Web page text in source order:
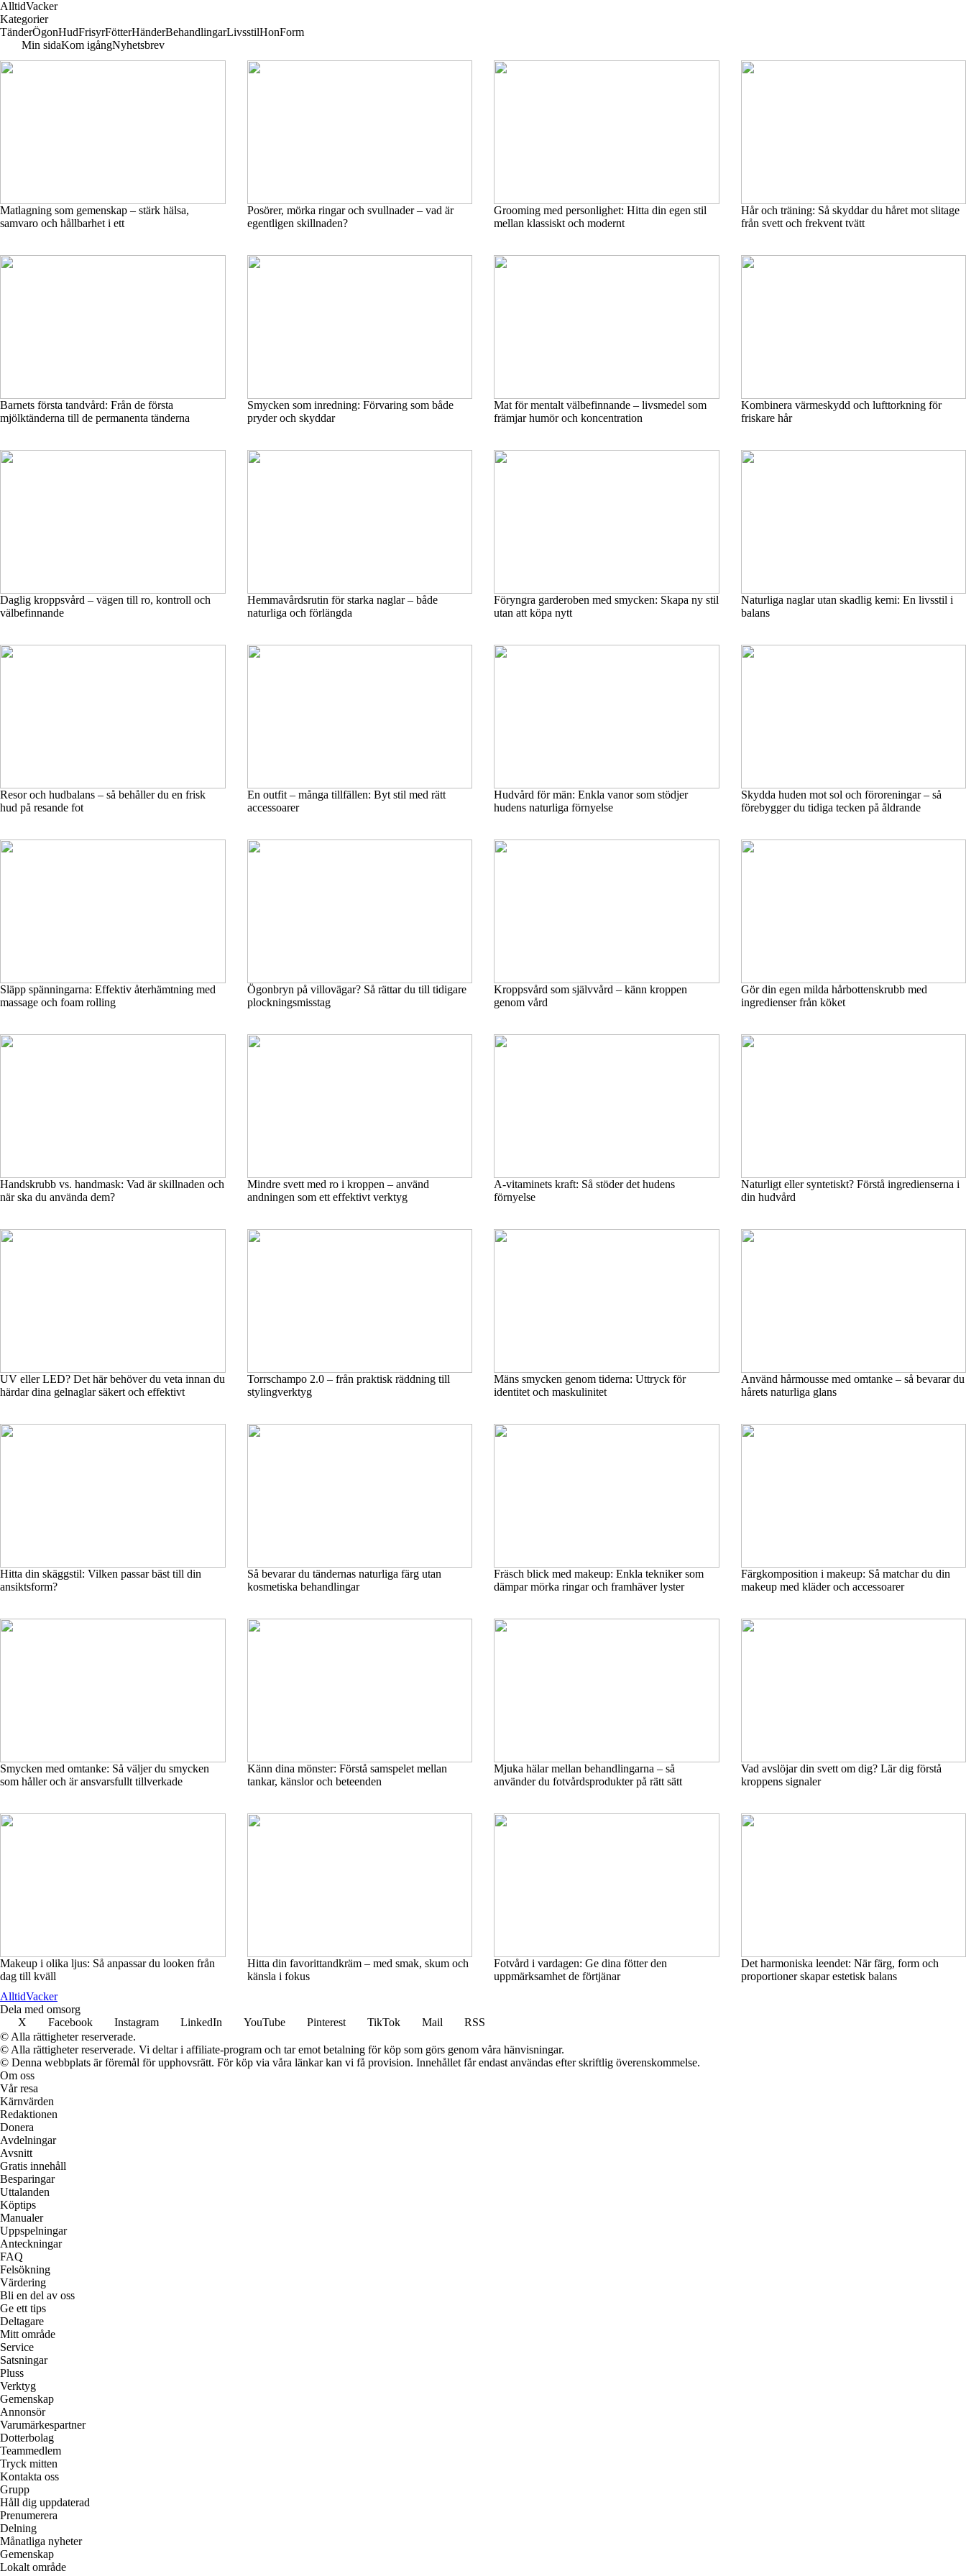
AlltidVacker
Kategorier
TänderÖgonHudFrisyrFötterHänderBehandlingarLivsstilHonForm
Min sidaKom igångNyhetsbrev
Matlagning som gemenskap – stärk hälsa,
samvaro och hållbarhet i ett
Posörer, mörka ringar och svullnader – vad är
egentligen skillnaden?
Grooming med personlighet: Hitta din egen stil
mellan klassiskt och modernt
Hår och träning: Så skyddar du håret mot slitage
från svett och frekvent tvätt
Barnets första tandvård: Från de första
mjölktänderna till de permanenta tänderna
Smycken som inredning: Förvaring som både
pryder och skyddar
Mat för mentalt välbefinnande – livsmedel som
främjar humör och koncentration
Kombinera värmeskydd och lufttorkning för
friskare hår
Daglig kroppsvård – vägen till ro, kontroll och
välbefinnande
Hemmavårdsrutin för starka naglar – både
naturliga och förlängda
Föryngra garderoben med smycken: Skapa ny stil
utan att köpa nytt
Naturliga naglar utan skadlig kemi: En livsstil i
balans
Resor och hudbalans – så behåller du en frisk
hud på resande fot
En outfit – många tillfällen: Byt stil med rätt
accessoarer
Hudvård för män: Enkla vanor som stödjer
hudens naturliga förnyelse
Skydda huden mot sol och föroreningar – så
förebygger du tidiga tecken på åldrande
Släpp spänningarna: Effektiv återhämtning med
massage och foam rolling
Ögonbryn på villovägar? Så rättar du till tidigare
plockningsmisstag
Kroppsvård som självvård – känn kroppen
genom vård
Gör din egen milda hårbottenskrubb med
ingredienser från köket
Handskrubb vs. handmask: Vad är skillnaden och
när ska du använda dem?
Mindre svett med ro i kroppen – använd
andningen som ett effektivt verktyg
A‑vitaminets kraft: Så stöder det hudens
förnyelse
Naturligt eller syntetiskt? Förstå ingredienserna i
din hudvård
UV eller LED? Det här behöver du veta innan du
härdar dina gelnaglar säkert och effektivt
Torrschampo 2.0 – från praktisk räddning till
stylingverktyg
Mäns smycken genom tiderna: Uttryck för
identitet och maskulinitet
Använd hårmousse med omtanke – så bevarar du
hårets naturliga glans
Hitta din skäggstil: Vilken passar bäst till din
ansiktsform?
Så bevarar du tändernas naturliga färg utan
kosmetiska behandlingar
Fräsch blick med makeup: Enkla tekniker som
dämpar mörka ringar och framhäver lyster
Färgkomposition i makeup: Så matchar du din
makeup med kläder och accessoarer
Smycken med omtanke: Så väljer du smycken
som håller och är ansvarsfullt tillverkade
Känn dina mönster: Förstå samspelet mellan
tankar, känslor och beteenden
Mjuka hälar mellan behandlingarna – så
använder du fotvårdsprodukter på rätt sätt
Vad avslöjar din svett om dig? Lär dig förstå
kroppens signaler
Makeup i olika ljus: Så anpassar du looken från
dag till kväll
Hitta din favorit­tandkräm – med smak, skum och
känsla i fokus
Fotvård i vardagen: Ge dina fötter den
uppmärksamhet de förtjänar
Det harmoniska leendet: När färg, form och
proportioner skapar estetisk balans
AlltidVacker
Dela med omsorg
X
Facebook Instagram LinkedIn YouTube Pinterest TikTok Mail
RSS
© Alla rättigheter reserverade.
© Alla rättigheter reserverade. Vi deltar i affiliate-program och tar emot betalning för köp som görs genom våra hänvisningar.
© Denna webbplats är föremål för upphovsrätt. För köp via våra länkar kan vi få provision. Innehållet får endast användas efter skriftlig överenskommelse.
Om oss
Vår resa
Kärnvärden
Redaktionen
Donera
Avdelningar
Avsnitt
Gratis innehåll
Besparingar
Uttalanden
Köptips
Manualer
Uppspelningar
Anteckningar
FAQ
Felsökning
Värdering
Bli en del av oss
Ge ett tips
Deltagare
Mitt område
Service
Satsningar
Pluss
Verktyg
Gemenskap
Annonsör
Varumärkespartner
Dotterbolag
Teammedlem
Tryck mitten
Kontakta oss
Grupp
Håll dig uppdaterad
Prenumerera
Delning
Månatliga nyheter
Gemenskap
Lokalt område